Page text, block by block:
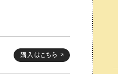
購入はこちら